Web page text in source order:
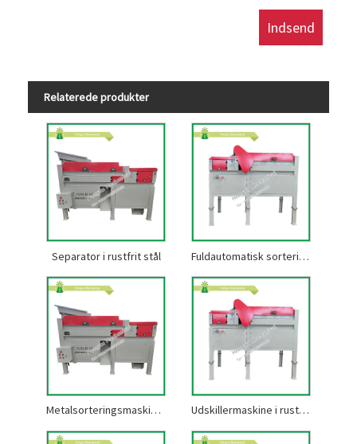
Relaterede produkter
Separator i rustfrit stål Fuldautomatisk sorteringsmaskine i rustfrit stål
Metalsorteringsmaskine i rustfrit stål Udskillermaskine i rustfrit stål